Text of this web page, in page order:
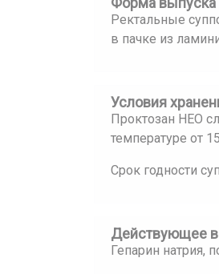
Ректальные
в пачке из
Условия
Проктозан НЕО
температуре от
Срок годности
Действующее
Гепарин натрия,